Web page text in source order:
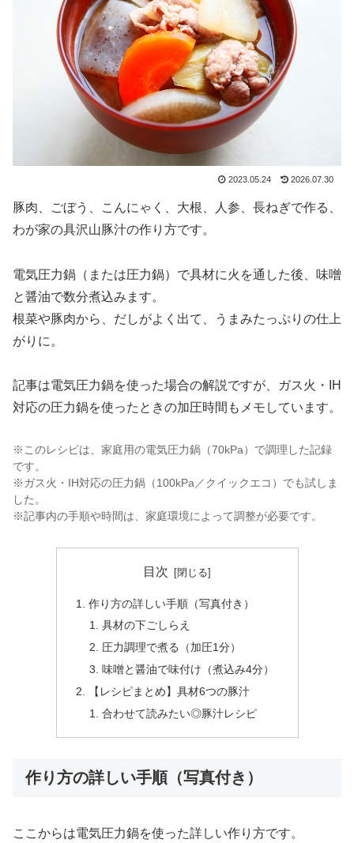
2023.05.24 2026.07.30
豚肉、ごぼう、こんにゃく、大根、人参、長ねぎで作る、
わが家の具沢山豚汁の作り方です。
電気圧力鍋（または圧力鍋）で具材に火を通した後、味噌
と醤油で数分煮込みます。
根菜や豚肉から、だしがよく出て、うまみたっぷりの仕上
がりに。
記事は電気圧力鍋を使った場合の解説ですが、ガス火・IH
対応の圧力鍋を使ったときの加圧時間もメモしています。
※このレシピは、家庭用の電気圧力鍋（70kPa）で調理した記録
です。
※ガス火・IH対応の圧力鍋（100kPa／クイックエコ）でも試しま
した。
※記事内の手順や時間は、家庭環境によって調整が必要です。
目次
作り方の詳しい手順（写真付き）
具材の下ごしらえ
圧力調理で煮る（加圧1分）
味噌と醤油で味付け（煮込み4分）
【レシピまとめ】具材6つの豚汁
合わせて読みたい◎豚汁レシピ
作り方の詳しい手順（写真付き）
ここからは電気圧力鍋を使った詳しい作り方です。